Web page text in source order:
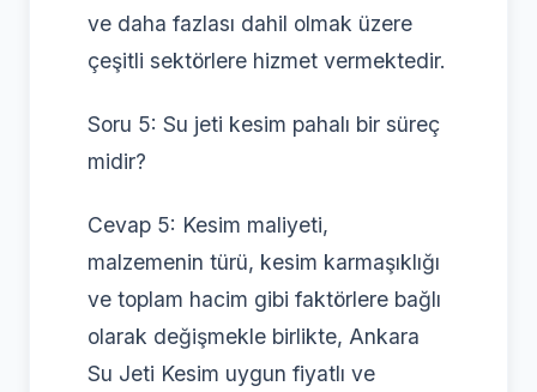
ve daha fazlası dahil olmak üzere
çeşitli sektörlere hizmet vermektedir.
Soru 5: Su jeti kesim pahalı bir süreç
midir?
Cevap 5: Kesim maliyeti,
malzemenin türü, kesim karmaşıklığı
ve toplam hacim gibi faktörlere bağlı
olarak değişmekle birlikte, Ankara
Su Jeti Kesim uygun fiyatlı ve